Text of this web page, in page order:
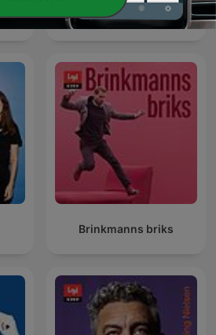
Radiofortællinger
Brinkmanns briks